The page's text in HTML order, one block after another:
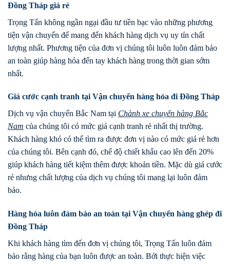
Đồng Tháp giá rẻ
Trọng Tấn không ngần ngại đầu tư tiền bạc vào những phương
tiện vận chuyển để mang đến khách hàng dịch vụ uy tín chất
lượng nhất. Phương tiện của đơn vị chúng tôi luôn luôn đảm bảo
an toàn giúp hàng hóa đến tay khách hàng trong thời gian sớm
nhất.
Giá cước cạnh tranh tại Vận chuyển hàng hóa đi Đồng Tháp
Dịch vụ vận chuyển Bắc Nam tại Chành xe chuyển hàng Bắc
Nam của chúng tôi có mức giá cạnh tranh rẻ nhất thị trường.
Khách hàng khó có thể tìm ra được đơn vị nào có mức giá rẻ hơn
của chúng tôi. Bên cạnh đó, chế độ chiết khấu cao lên đến 20%
giúp khách hàng tiết kiệm thêm được khoản tiền. Mặc dù giá cước
rẻ nhưng chất lượng của dịch vụ chúng tôi mang lại luôn đảm
bảo.
Hàng hóa luôn đảm bảo an toàn tại Vận chuyển hàng ghép đi
Đồng Tháp
Khi khách hàng tìm đến đơn vị chúng tôi, Trọng Tấn luôn đảm
bảo rằng hàng của bạn luôn được an toàn. Bởi thực hiện việc